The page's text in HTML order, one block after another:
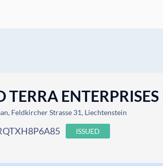
TERRA ENTERPRISES
Feldkircher Strasse 31, Liechtenstein
ISSUED